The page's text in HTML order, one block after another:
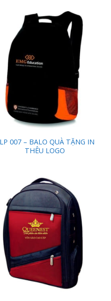
Add to
Wishlist
007 – BALO QUÀ TẶNG IN
THÊU LOGO
Add to
Wishlist